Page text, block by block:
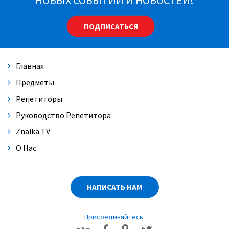
ПОДПИСАТЬСЯ
Главная
Предметы
Репетиторы
Руководство Репетитора
Znaika TV
О Нас
НАПИСАТЬ НАМ
Присоединяйтесь: